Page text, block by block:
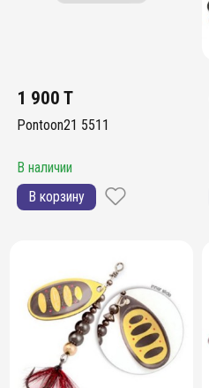
1 900 T
Pontoon21 5511
В наличии
В корзину